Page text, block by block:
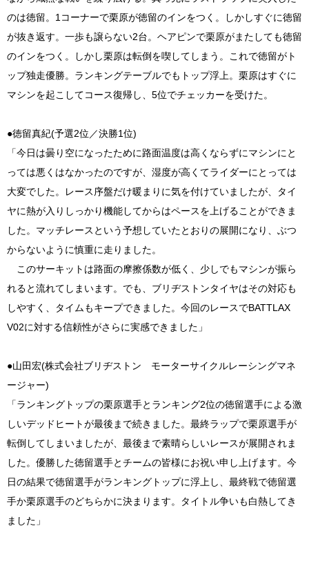
のは徳留。1コーナーで栗原が徳留のインをつく。しかしすぐに徳留
が抜き返す。一歩も譲らない2台。ヘアピンで栗原がまたしても徳留
のインをつく。しかし栗原は転倒を喫してしまう。これで徳留がト
ップ独走優勝。ランキングテーブルでもトップ浮上。栗原はすぐに
マシンを起こしてコース復帰し、5位でチェッカーを受けた。
●徳留真紀(予選2位／決勝1位)
「今日は曇り空になったために路面温度は高くならずにマシンにと
っては悪くはなかったのですが、湿度が高くてライダーにとっては
大変でした。レース序盤だけ暖まりに気を付けていましたが、タイ
ヤに熱が入りしっかり機能してからはペースを上げることができま
した。マッチレースという予想していたとおりの展開になり、ぶつ
からないように慎重に走りました。
このサーキットは路面の摩擦係数が低く、少しでもマシンが振ら
れると流れてしまいます。でも、ブリヂストンタイヤはその対応も
しやすく、タイムもキープできました。今回のレースでBATTLAX
V02に対する信頼性がさらに実感できました」
●山田宏(株式会社ブリヂストン モーターサイクルレーシングマネ
ージャー)
「ランキングトップの栗原選手とランキング2位の徳留選手による激
しいデッドヒートが最後まで続きました。最終ラップで栗原選手が
転倒してしまいましたが、最後まで素晴らしいレースが展開されま
した。優勝した徳留選手とチームの皆様にお祝い申し上げます。今
日の結果で徳留選手がランキングトップに浮上し、最終戦で徳留選
手か栗原選手のどちらかに決まります。タイトル争いも白熱してき
ました」